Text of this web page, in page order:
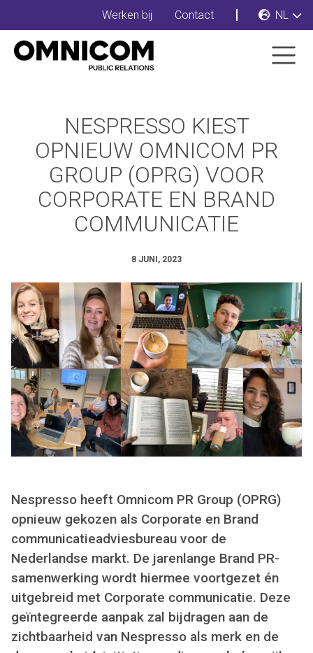
Werken bij Contact NL
NESPRESSO KIEST
OPNIEUW OMNICOM PR
GROUP (OPRG) VOOR
CORPORATE EN BRAND
COMMUNICATIE
8 JUNI, 2023
Nespresso heeft Omnicom PR Group (OPRG)
opnieuw gekozen als Corporate en Brand
communicatieadviesbureau voor de
Nederlandse markt. De jarenlange Brand PR-
samenwerking wordt hiermee voortgezet én
uitgebreid met Corporate communicatie. Deze
geïntegreerde aanpak zal bijdragen aan de
zichtbaarheid van Nespresso als merk en de